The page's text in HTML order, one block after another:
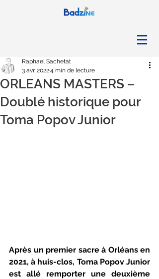
ORLEANS MASTERS –
Doublé historique pour
Toma Popov Junior
Raphaël Sachetat
3 avr. 20224 min de lecture
Après un premier sacre à Orléans en
2021, à huis-clos, Toma Popov Junior
est allé remporter une deuxième